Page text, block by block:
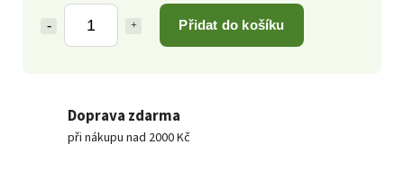
Přidat do košíku
Doprava zdarma
při nákupu nad 2000 Kč